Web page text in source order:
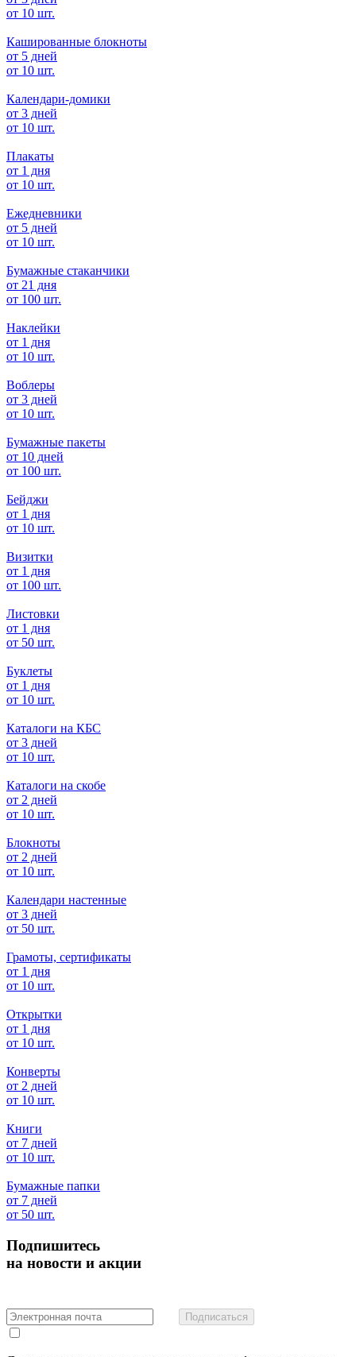
от 10 шт.
Кашированные блокноты
от 5 дней
от 10 шт.
Календари-домики
от 3 дней
от 10 шт.
Плакаты
от 1 дня
от 10 шт.
Ежедневники
от 5 дней
от 10 шт.
Бумажные стаканчики
от 21 дня
от 100 шт.
Наклейки
от 1 дня
от 10 шт.
Воблеры
от 3 дней
от 10 шт.
Бумажные пакеты
от 10 дней
от 100 шт.
Бейджи
от 1 дня
от 10 шт.
Визитки
от 1 дня
от 100 шт.
Листовки
от 1 дня
от 50 шт.
Буклеты
от 1 дня
от 10 шт.
Каталоги на КБС
от 3 дней
от 10 шт.
Каталоги на скобе
от 2 дней
от 10 шт.
Блокноты
от 2 дней
от 10 шт.
Календари настенные
от 3 дней
от 50 шт.
Грамоты, сертификаты
от 1 дня
от 10 шт.
Открытки
от 1 дня
от 10 шт.
Конверты
от 2 дней
от 10 шт.
Книги
от 7 дней
от 10 шт.
Бумажные папки
от 7 дней
от 50 шт.
Подпишитесь
на новости и акции
Подписаться